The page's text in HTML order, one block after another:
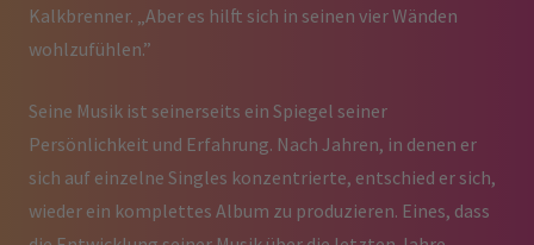
Kalkbrenner. „Aber es hilft sich in seinen vier Wänden
wohlzufühlen.”
Seine Musik ist seinerseits ein Spiegel seiner
Persönlichkeit und Erfahrung. Nach Jahren, in denen er
sich auf einzelne Singles konzentrierte, entschied er sich,
wieder ein komplettes Album zu produzieren. Eines, dass